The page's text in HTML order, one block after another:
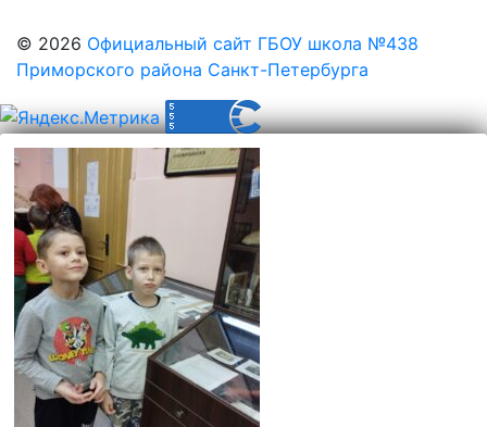
© 2026 Официальный сайт ГБОУ школа №438
Приморского района Санкт-Петербурга